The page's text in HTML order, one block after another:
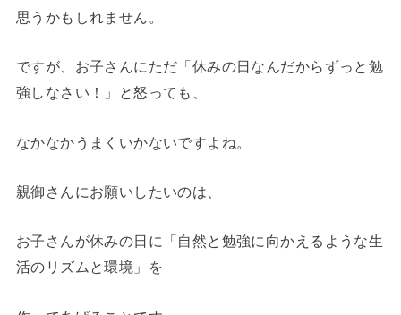
思うかもしれません。
ですが、お子さんにただ「休みの日なんだからずっと勉
強しなさい！」と怒っても、
なかなかうまくいかないですよね。
親御さんにお願いしたいのは、
お子さんが休みの日に「自然と勉強に向かえるような生
活のリズムと環境」を